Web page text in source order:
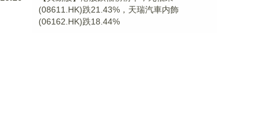
(08611.HK)跌21.43%，天瑞汽車内飾
(06162.HK)跌18.44%